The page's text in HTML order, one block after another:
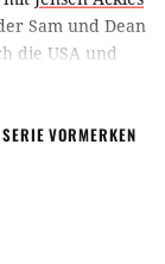
Sam und Dean
die USA und
Die
stellt, um die
SERIE VORMERKEN